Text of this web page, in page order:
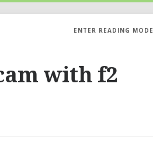
ENTER READING MODE
with f2